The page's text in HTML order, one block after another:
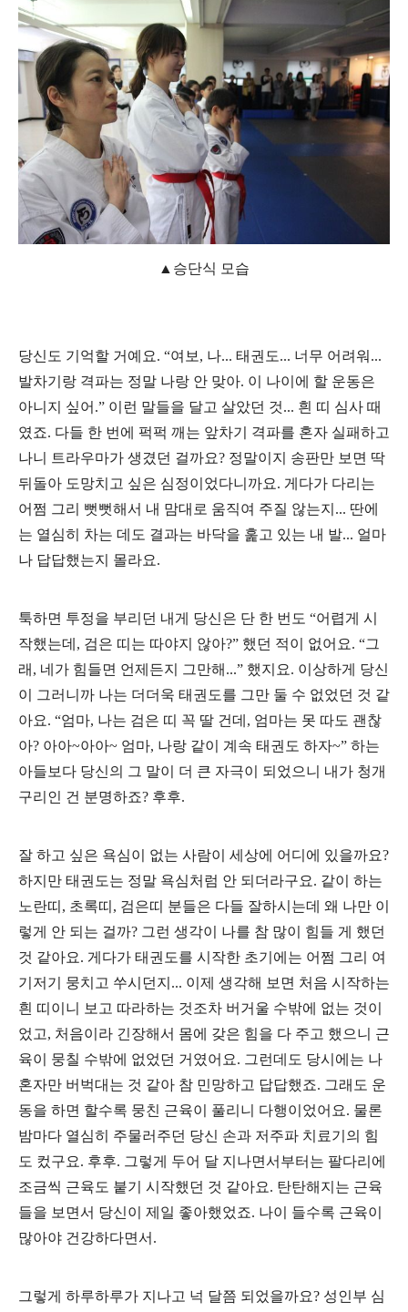
▲승단식 모습
당신도 기억할 거예요. “여보, 나... 태권도... 너무 어려워...
발차기랑 격파는 정말 나랑 안 맞아. 이 나이에 할 운동은
아니지 싶어.” 이런 말들을 달고 살았던 것... 흰 띠 심사 때
였죠. 다들 한 번에 퍽퍽 깨는 앞차기 격파를 혼자 실패하고
나니 트라우마가 생겼던 걸까요? 정말이지 송판만 보면 딱
뒤돌아 도망치고 싶은 심정이었다니까요. 게다가 다리는
어쩜 그리 뻣뻣해서 내 맘대로 움직여 주질 않는지... 딴에
는 열심히 차는 데도 결과는 바닥을 훑고 있는 내 발... 얼마
나 답답했는지 몰라요.
툭하면 투정을 부리던 내게 당신은 단 한 번도 “어렵게 시
작했는데, 검은 띠는 따야지 않아?” 했던 적이 없어요. “그
래, 네가 힘들면 언제든지 그만해...” 했지요. 이상하게 당신
이 그러니까 나는 더더욱 태권도를 그만 둘 수 없었던 것 같
아요. “엄마, 나는 검은 띠 꼭 딸 건데, 엄마는 못 따도 괜찮
아? 아아~아아~ 엄마, 나랑 같이 계속 태권도 하자~” 하는
아들보다 당신의 그 말이 더 큰 자극이 되었으니 내가 청개
구리인 건 분명하죠? 후후.
잘 하고 싶은 욕심이 없는 사람이 세상에 어디에 있을까요?
하지만 태권도는 정말 욕심처럼 안 되더라구요. 같이 하는
노란띠, 초록띠, 검은띠 분들은 다들 잘하시는데 왜 나만 이
렇게 안 되는 걸까? 그런 생각이 나를 참 많이 힘들 게 했던
것 같아요. 게다가 태권도를 시작한 초기에는 어쩜 그리 여
기저기 뭉치고 쑤시던지... 이제 생각해 보면 처음 시작하는
흰 띠이니 보고 따라하는 것조차 버거울 수밖에 없는 것이
었고, 처음이라 긴장해서 몸에 갖은 힘을 다 주고 했으니 근
육이 뭉칠 수밖에 없었던 거였어요. 그런데도 당시에는 나
혼자만 버벅대는 것 같아 참 민망하고 답답했죠. 그래도 운
동을 하면 할수록 뭉친 근육이 풀리니 다행이었어요. 물론
밤마다 열심히 주물러주던 당신 손과 저주파 치료기의 힘
도 컸구요. 후후. 그렇게 두어 달 지나면서부터는 팔다리에
조금씩 근육도 붙기 시작했던 것 같아요. 탄탄해지는 근육
들을 보면서 당신이 제일 좋아했었죠. 나이 들수록 근육이
많아야 건강하다면서.
그렇게 하루하루가 지나고 넉 달쯤 되었을까요? 성인부 심